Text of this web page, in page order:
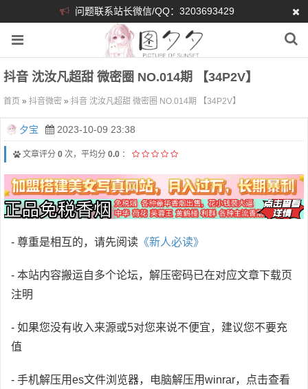
问题联系站长微信/QQ：3203693429
抖音 沈汝凡超甜 微密圈 NO.014期 【34P2V】
首页 » 抖音微密 » 抖音 沈汝凡超甜 微密圈 NO.014期 【34P2V】
夕宝 2023-10-09 23:38
文章评分 0 次，平均分 0.0 ：
- 尊重是相互的，请先阅读 《新人必读》
- 本站内容搬运自多个论坛，解压密码已在对应文章下载页
注明
- 如果您没有收入来源或5对您来说不便宜，建议您不要充
值
- 手机解压用es文件浏览器，电脑解压用winrar，点击查看